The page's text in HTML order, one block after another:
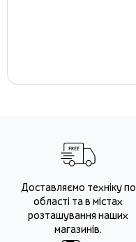
Доставляємо техніку по
області та в містах
розташування наших
магазинів.